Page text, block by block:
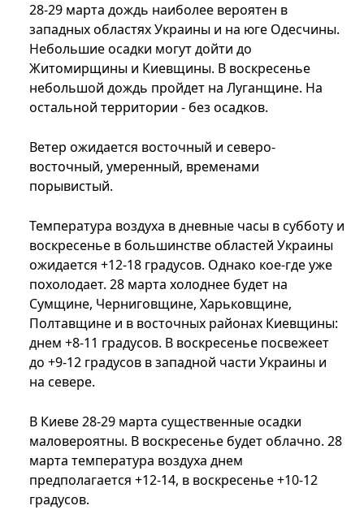
28-29 марта дождь наиболее вероятен в
западных областях Украины и на юге Одесчины.
Небольшие осадки могут дойти до
Житомирщины и Киевщины. В воскресенье
небольшой дождь пройдет на Луганщине. На
остальной территории - без осадков.
Ветер ожидается восточный и северо-
восточный, умеренный, временами
порывистый.
Температура воздуха в дневные часы в субботу и
воскресенье в большинстве областей Украины
ожидается +12-18 градусов. Однако кое-где уже
похолодает. 28 марта холоднее будет на
Сумщине, Черниговщине, Харьковщине,
Полтавщине и в восточных районах Киевщины:
днем ​​+8-11 градусов. В воскресенье посвежеет
до +9-12 градусов в западной части Украины и
на севере.
В Киеве 28-29 марта существенные осадки
маловероятны. В воскресенье будет облачно. 28
марта температура воздуха днем ​​
предполагается +12-14, в воскресенье +10-12
градусов.